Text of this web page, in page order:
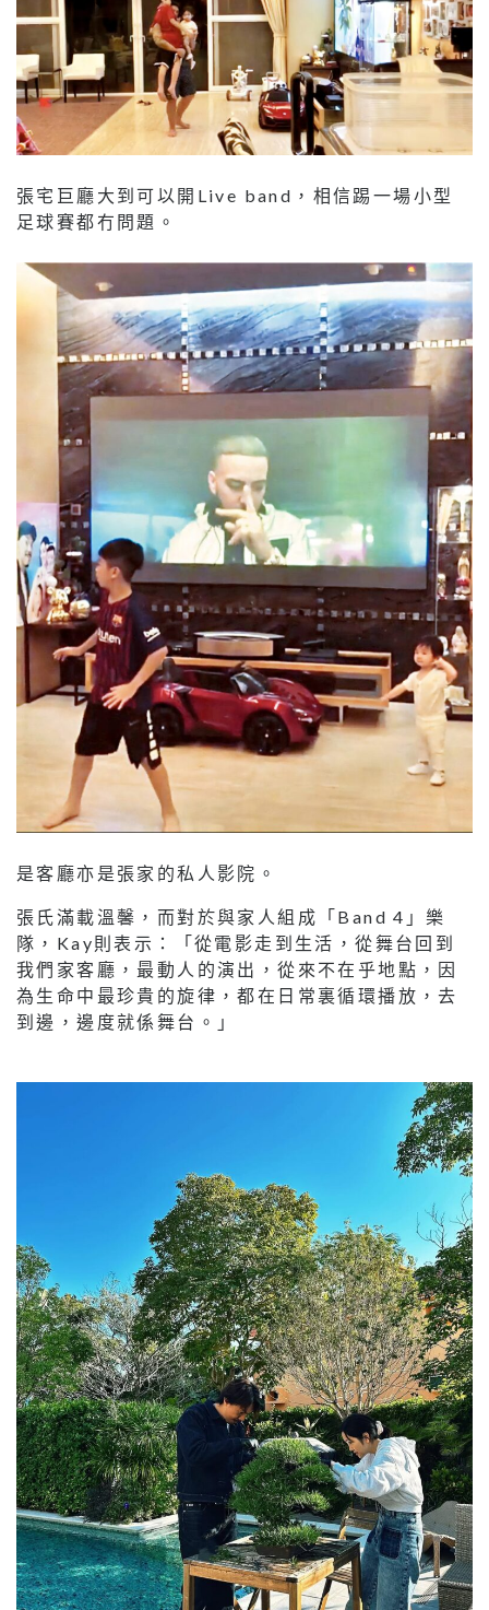
張宅巨廳大到可以開Live band，相信踢一場小型
足球賽都冇問題。
是客廳亦是張家的私人影院。
張氏滿載溫馨，而對於與家人組成「Band 4」樂
隊，Kay則表示：「從電影走到生活，從舞台回到
我們家客廳，最動人的演出，從來不在乎地點，因
為生命中最珍貴的旋律，都在日常裏循環播放，去
到邊，邊度就係舞台。」